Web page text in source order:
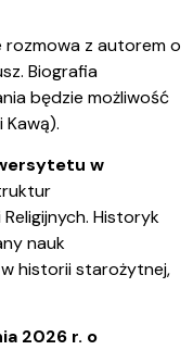
rozmowa z autorem o
Biografia
będzie możliwość
Kawą).
w
Historyk
nauk
historii starożytnej,
2026 r. o